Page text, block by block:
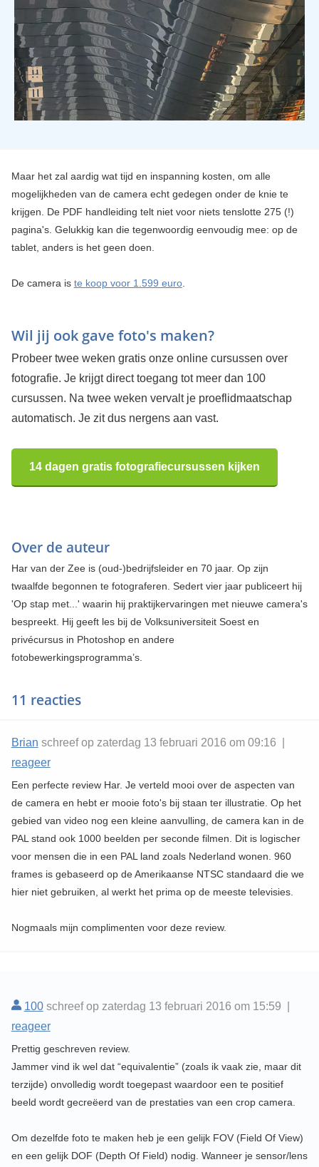
Maar het zal aardig wat tijd en inspanning kosten, om alle
mogelijkheden van de camera echt gedegen onder de knie te
krijgen. De PDF handleiding telt niet voor niets tenslotte 275 (!)
pagina's. Gelukkig kan die tegenwoordig eenvoudig mee: op de
tablet, anders is het geen doen.
De camera is te koop voor 1.599 euro.
Wil jij ook gave foto's maken?
Probeer twee weken gratis onze online cursussen over
fotografie. Je krijgt direct toegang tot meer dan 100
cursussen. Na twee weken vervalt je proeflidmaatschap
automatisch. Je zit dus nergens aan vast.
14 dagen gratis fotografiecursussen kijken
Over de auteur
Har van der Zee is (oud-)bedrijfsleider en 70 jaar. Op zijn
twaalfde begonnen te fotograferen. Sedert vier jaar publiceert hij
'Op stap met...' waarin hij praktijkervaringen met nieuwe camera's
bespreekt. Hij geeft les bij de Volksuniversiteit Soest en
privécursus in Photoshop en andere
fotobewerkingsprogramma’s.
11 reacties
Brian schreef op zaterdag 13 februari 2016 om 09:16 |
reageer
Een perfecte review Har. Je verteld mooi over de aspecten van
de camera en hebt er mooie foto's bij staan ter illustratie. Op het
gebied van video nog een kleine aanvulling, de camera kan in de
PAL stand ook 1000 beelden per seconde filmen. Dit is logischer
voor mensen die in een PAL land zoals Nederland wonen. 960
frames is gebaseerd op de Amerikaanse NTSC standaard die we
hier niet gebruiken, al werkt het prima op de meeste televisies.
Nogmaals mijn complimenten voor deze review.
100schreef op zaterdag 13 februari 2016 om 15:59 |
reageer
Prettig geschreven review.
Jammer vind ik wel dat “equivalentie” (zoals ik vaak zie, maar dit
terzijde) onvolledig wordt toegepast waardoor een te positief
beeld wordt gecreëerd van de prestaties van een crop camera.
Om dezelfde foto te maken heb je een gelijk FOV (Field Of View)
en een gelijk DOF (Depth Of Field) nodig. Wanneer je sensor/lens